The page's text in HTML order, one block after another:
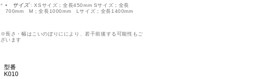
サイズ: XSサイズ；全長450mm Sサイズ；全長
700mm M；全長1000mm Lサイズ；全長1400mm
※長さ・幅はこいのぼりににより、若干前後する可能性もご
ざいます
型番
K010